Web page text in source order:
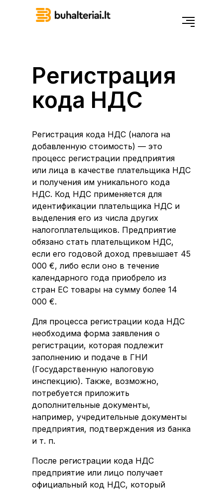
Регистрация
кода НДС
Регистрация кода НДС (налога на
добавленную стоимость) — это
процесс регистрации предприятия
или лица в качестве плательщика НДС
и получения им уникального кода
НДС. Код НДС применяется для
идентификации плательщика НДС и
выделения его из числа других
налогоплательщиков. Предприятие
обязано стать плательщиком НДС,
если его годовой доход превышает 45
000 €, либо если оно в течение
календарного года приобрело из
стран ЕС товары на сумму более 14
000 €.
Для процесса регистрации кода НДС
необходима форма заявления о
регистрации, которая подлежит
заполнению и подаче в ГНИ
(Государственную налоговую
инспекцию). Также, возможно,
потребуется приложить
дополнительные документы,
например, учредительные документы
предприятия, подтверждения из банка
и т. п.
После регистрации кода НДС
предприятие или лицо получает
официальный код НДС, который